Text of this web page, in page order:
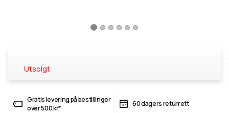
Utsolgt
Gratis levering på bestillinger
over 500 kr*
60 dagers returrett